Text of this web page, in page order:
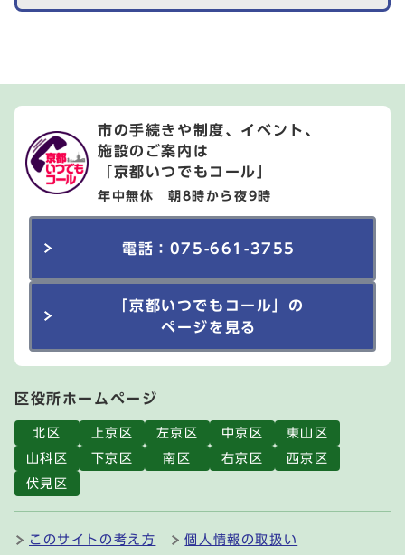
市の手続きや制度、イベント、
施設のご案内は
「京都いつでもコール」
年中無休 朝8時から夜9時
電話：075-661-3755
「京都いつでもコール」の
ページを見る
区役所ホームページ
北区 上京区 左京区 中京区
東山区
山科区
下京区 南区 右京区
西京区
伏見区
このサイトの考え方 個人情報の取扱い